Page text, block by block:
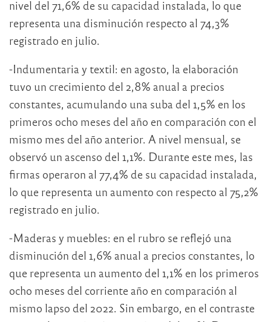
nivel del 71,6% de su capacidad instalada, lo que
representa una disminución respecto al 74,3%
registrado en julio.
-Indumentaria y textil: en agosto, la elaboración
tuvo un crecimiento del 2,8% anual a precios
constantes, acumulando una suba del 1,5% en los
primeros ocho meses del año en comparación con el
mismo mes del año anterior. A nivel mensual, se
observó un ascenso del 1,1%. Durante este mes, las
firmas operaron al 77,4% de su capacidad instalada,
lo que representa un aumento con respecto al 75,2%
registrado en julio.
-Maderas y muebles: en el rubro se reflejó una
disminución del 1,6% anual a precios constantes, lo
que representa un aumento del 1,1% en los primeros
ocho meses del corriente año en comparación al
mismo lapso del 2022. Sin embargo, en el contraste